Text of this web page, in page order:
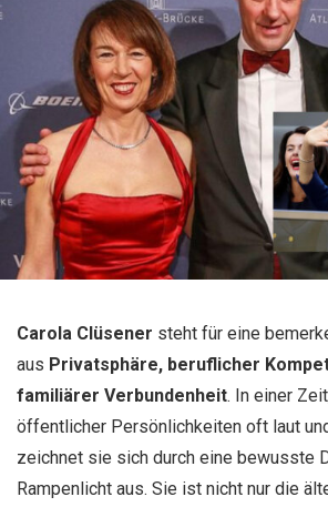
Carola Clüsener steht für eine
aus Privatsphäre, beruflicher
familiärer Verbundenheit. In einer
öffentlicher Persönlichkeiten oft laut
zeichnet sie sich durch eine bewusste
Rampenlicht aus. Sie ist nicht nur die